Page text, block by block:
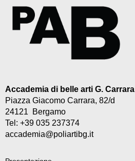
Accademia di belle arti G. Carrara
Piazza Giacomo Carrara, 82/d
24121 Bergamo
Tel: +39 035 237374
accademia@poliartibg.it